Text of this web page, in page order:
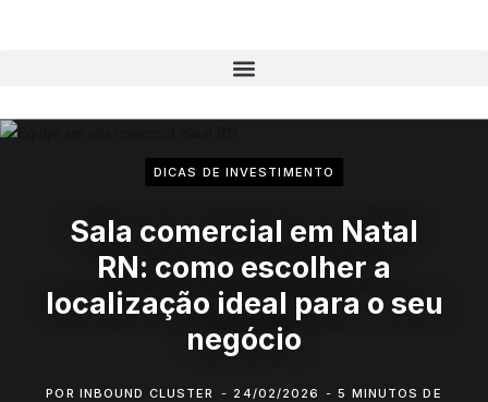
DICAS DE INVESTIMENTO
Sala comercial em Natal
RN: como escolher a
localização ideal para o seu
negócio
POR INBOUND CLUSTER 24/02/2026
5 MINUTOS DE